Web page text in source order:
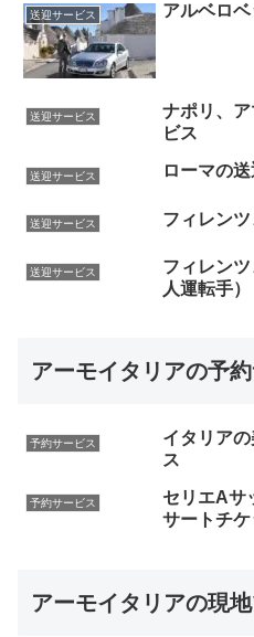
送迎サービス アルベロ
送迎サービス
ナポリ、
ビス
送迎サービス ローマの
送迎サービス フィレン
送迎サービス
フィレン
人運転手）
アーモイタリアの予
予約サービス
イタリア
ス
予約サービス
セリエAサ
サートチ
アーモイタリアの現